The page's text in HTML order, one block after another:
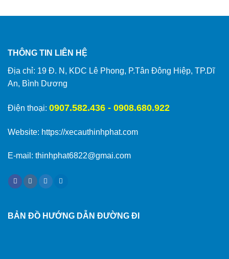
THÔNG TIN LIÊN HỆ
Địa chỉ: 19 Đ. N, KDC Lê Phong, P.Tân Đông Hiệp, TP.Dĩ
An, Bình Dương
Điện thoại: 0907.582.436 - 0908.680.922
Website: https://xecauthinhphat.com
E-mail: thinhphat6822@gmai.com
BẢN ĐỒ HƯỚNG DẪN ĐƯỜNG ĐI